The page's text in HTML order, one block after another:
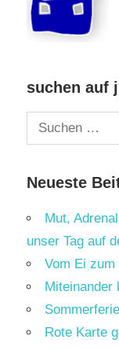
suchen auf
Suchen
nach:
Neueste
Mut,
unser Tag auf
Vom Ei zum
Miteinander
Rote Karte